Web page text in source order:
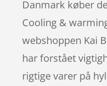
Danmark køber
Cooling &
webshoppen Kai
har forstået
rigtige varer på